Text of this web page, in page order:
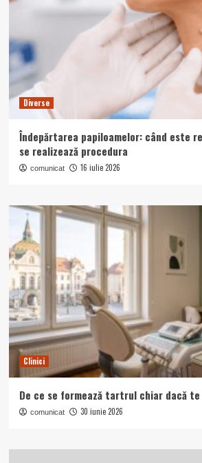
Diverse
Îndepărtarea papiloamelor: când este
se realizează procedura
comunicat 16 iulie 2026
Clinici
De ce se formează tartrul chiar dacă
comunicat 30 iunie 2026